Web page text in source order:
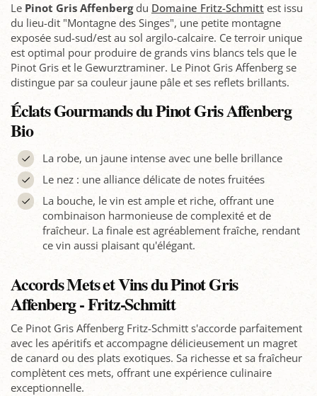
Le Pinot Gris Affenbergdu Domaine Fritz-Schmitt est issu
du lieu-dit "Montagne des Singes", une petite montagne
exposée sud-sud/est au sol argilo-calcaire. Ce terroir unique
est optimal pour produire de grands vins blancs tels que le
Pinot Gris et le Gewurztraminer. Le Pinot Gris Affenberg se
distingue par sa couleur jaune pâle et ses reflets brillants.
Éclats Gourmands du Pinot Gris Affenberg
Bio
La robe, un jaune intense avec une belle brillance
Le nez : une alliance délicate de notes fruitées
La bouche, le vin est ample et riche, offrant une
combinaison harmonieuse de complexité et de
fraîcheur. La finale est agréablement fraîche, rendant
ce vin aussi plaisant qu'élégant.
Accords Mets et Vins du Pinot Gris
Affenberg - Fritz-Schmitt
Ce Pinot Gris Affenberg Fritz-Schmitt s'accorde parfaitement
avec les apéritifs et accompagne délicieusement un magret
de canard ou des plats exotiques. Sa richesse et sa fraîcheur
complètent ces mets, offrant une expérience culinaire
exceptionnelle.